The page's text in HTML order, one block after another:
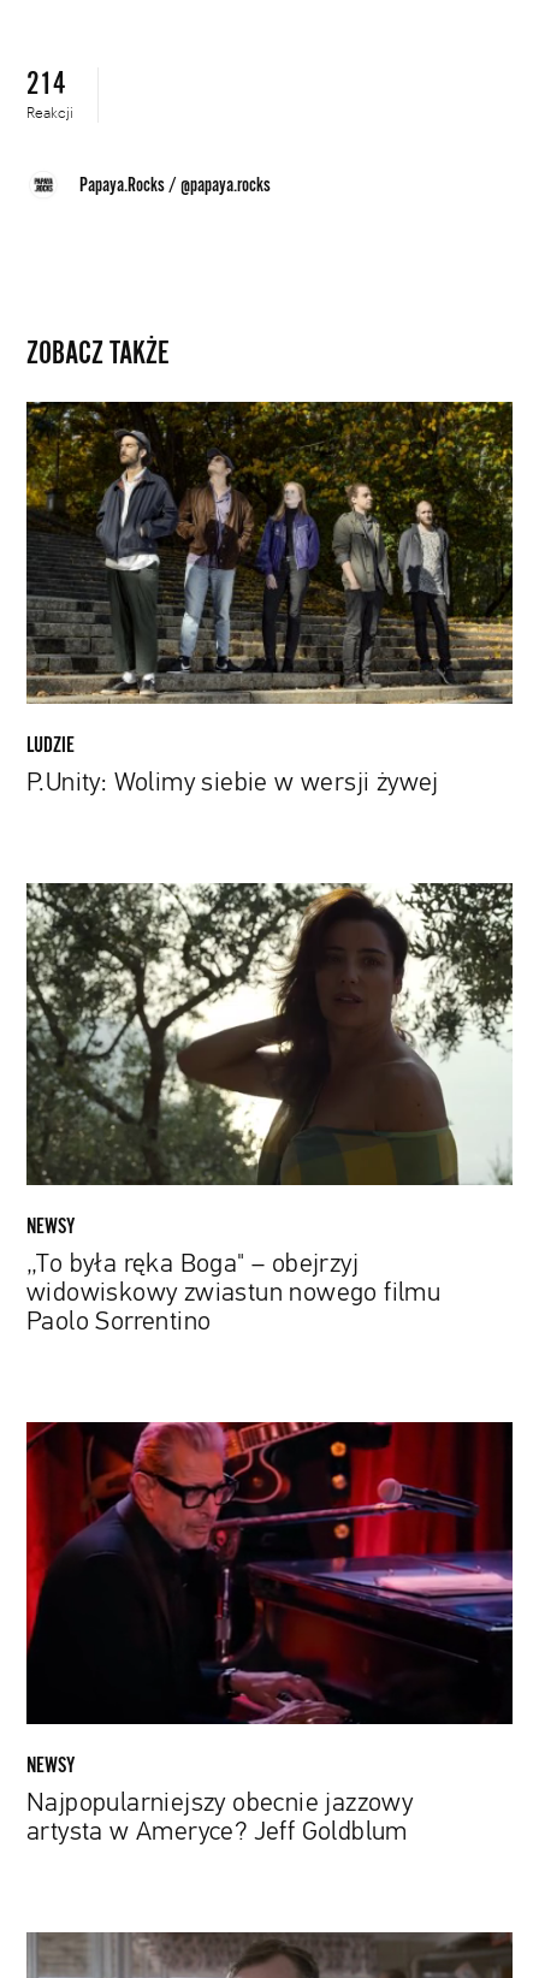
214
Reakcji
Papaya.Rocks/@papaya.rocks
ZOBACZ TAKŻE
P.Unity:
Wolimy
siebie
w
wersji
żywej
LUDZIE
P.Unity: Wolimy siebie w wersji żywej
„To
była
ręka
Boga"
–
obejrzyj
widowiskowy
zwiastun
nowego
filmu
Paolo
Sorrentino
NEWSY
„To była ręka Boga" – obejrzyj
widowiskowy zwiastun nowego filmu
Paolo Sorrentino
Najpopularniejszy
obecnie
Ameryce?
Jeff
Goldblum
NEWSY
Najpopularniejszy obecnie jazzowy
artysta w Ameryce? Jeff Goldblum